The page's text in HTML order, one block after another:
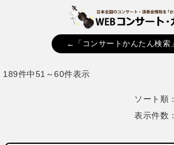
←「コンサートかんたん検索
189件中51～60件表示
ソート順：
表示件数：